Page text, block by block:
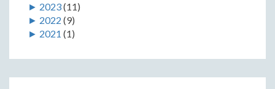
► 2023(11)
► 2022 (9)
► 2021 (1)